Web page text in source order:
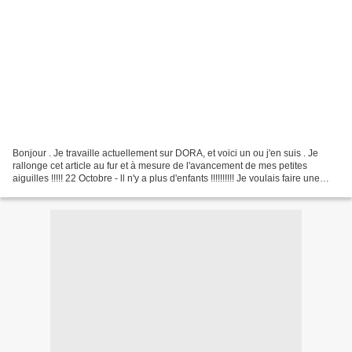
Bonjour . Je travaille actuellement sur DORA, et voici un ou j'en suis . Je
rallonge cet article au fur et à mesure de l'avancement de mes petites
aiguilles !!!!! 22 Octobre - ll n'y a plus d'enfants !!!!!!!!!! Je voulais faire une